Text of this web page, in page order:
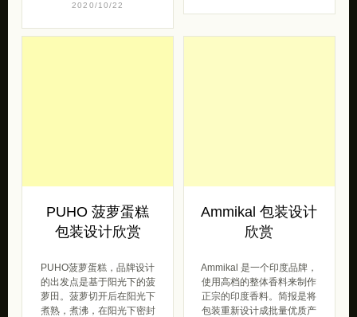
2020/10/22
PUHO 菠萝蛋糕
包装设计欣赏
PUHO菠萝蛋糕，品牌设计
的出发点是基于阳光下的菠
萝田。菠萝切开后在阳光下
煮熟，煮沸，在阳光下密封
Ammikal 包装设计
欣赏
Ammikal 是一个印度品牌，
使用高档的整体香料来制作
正宗的印度香料。简报是将
包装重新设计成批量优质产